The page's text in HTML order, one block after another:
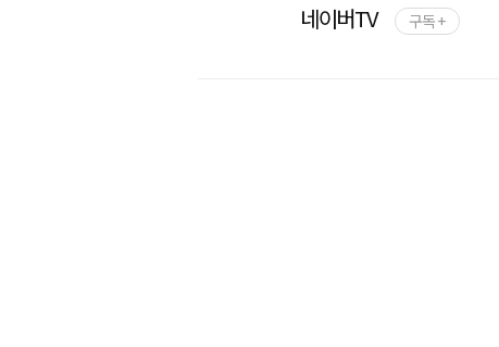
네이버TV 구독 +